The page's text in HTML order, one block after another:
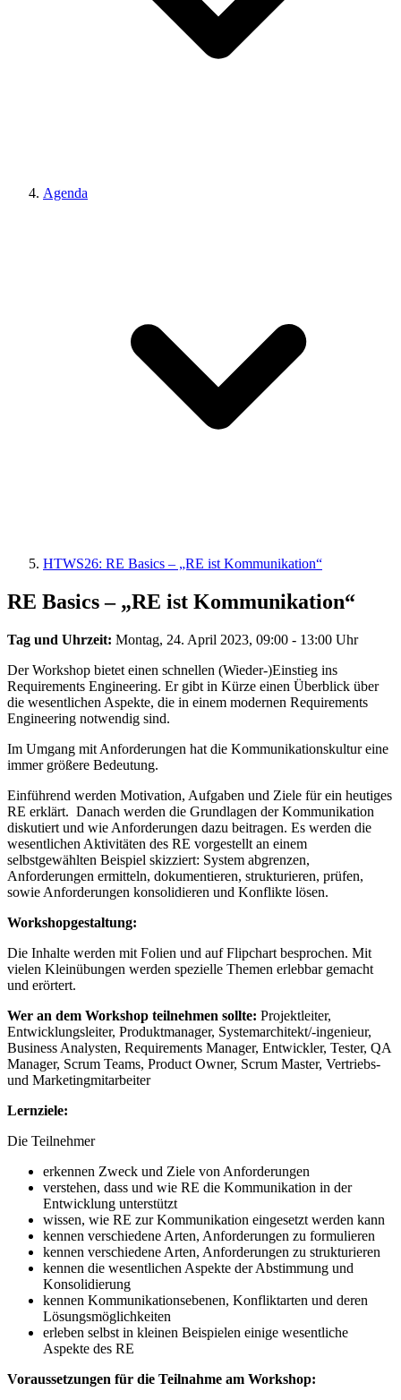
Agenda
HTWS26: RE Basics – „RE ist Kommunikation“
RE Basics – „RE ist Kommunikation“
Tag und Uhrzeit: Montag, 24. April 2023, 09:00 - 13:00 Uhr
Der Workshop bietet einen schnellen (Wieder-)Einstieg ins
Requirements Engineering. Er gibt in Kürze einen Überblick über
die wesentlichen Aspekte, die in einem modernen Requirements
Engineering notwendig sind.
Im Umgang mit Anforderungen hat die Kommunikationskultur eine
immer größere Bedeutung.
Einführend werden Motivation, Aufgaben und Ziele für ein heutiges
RE erklärt. Danach werden die Grundlagen der Kommunikation
diskutiert und wie Anforderungen dazu beitragen. Es werden die
wesentlichen Aktivitäten des RE vorgestellt an einem
selbstgewählten Beispiel skizziert: System abgrenzen,
Anforderungen ermitteln, dokumentieren, strukturieren, prüfen,
sowie Anforderungen konsolidieren und Konflikte lösen.
Workshopgestaltung:
Die Inhalte werden mit Folien und auf Flipchart besprochen. Mit
vielen Kleinübungen werden spezielle Themen erlebbar gemacht
und erörtert.
Wer an dem Workshop teilnehmen sollte: Projektleiter,
Entwicklungsleiter, Produktmanager, Systemarchitekt/-ingenieur,
Business Analysten, Requirements Manager, Entwickler, Tester, QA
Manager, Scrum Teams, Product Owner, Scrum Master, Vertriebs-
und Marketingmitarbeiter
Lernziele:
Die Teilnehmer
erkennen Zweck und Ziele von Anforderungen
verstehen, dass und wie RE die Kommunikation in der
Entwicklung unterstützt
wissen, wie RE zur Kommunikation eingesetzt werden kann
kennen verschiedene Arten, Anforderungen zu formulieren
kennen verschiedene Arten, Anforderungen zu strukturieren
kennen die wesentlichen Aspekte der Abstimmung und
Konsolidierung
kennen Kommunikationsebenen, Konfliktarten und deren
Lösungsmöglichkeiten
erleben selbst in kleinen Beispielen einige wesentliche
Aspekte des RE
Voraussetzungen für die Teilnahme am Workshop: